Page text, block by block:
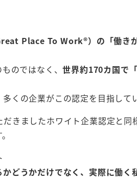
Place To Work®）の「働き
のではなく、世界約170カ国で
くの企業がこの認定を目指して
だきましたホワイト企業認定と
かどうかだけでなく、実際に働